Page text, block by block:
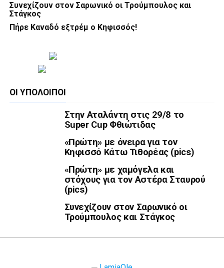
Συνεχίζουν στον Σαρωνικό οι Τρούμπουλος και
Στάγκος
Πήρε Καναδό εξτρέμ ο Κηφισσός!
ΟΙ ΥΠΌΛΟΙΠΟΙ
Στην Αταλάντη στις 29/8 το
Super Cup Φθιώτιδας
«Πρώτη» με όνειρα για τον
Κηφισσό Κάτω Τιθορέας (pics)
«Πρώτη» με χαμόγελα και
στόχους για τον Αστέρα Σταυρού
(pics)
Συνεχίζουν στον Σαρωνικό οι
Τρούμπουλος και Στάγκος